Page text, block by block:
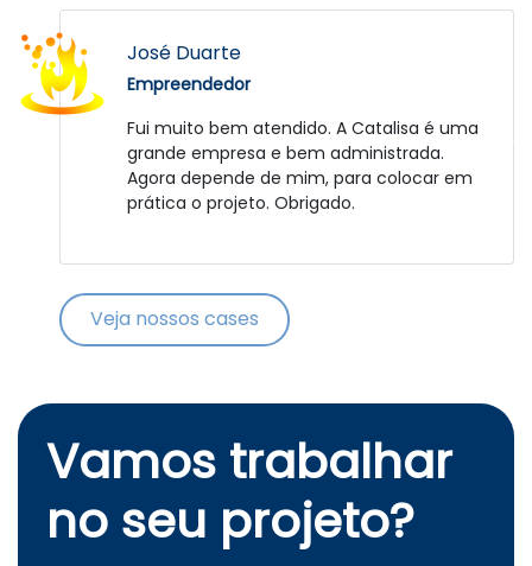
Daniel Strassburguer
Empreendedor
Fator que deve-se elogiar foi a paciência e
compreensão da equipe frente aos
desafios impostos pela peculiaridade do
projeto bem como no relacionamento com
experiência e carreira destes jovens que
claramente se mostraram especiais. Um
futuro brilhante os aguarda!!! Parabéns! :D
José Duarte
Empreendedor
Fui muito bem atendido. A Catalisa é uma
grande empresa e bem administrada.
Agora depende de mim, para colocar em
prática o projeto. Obrigado.
Veja nossos cases
Vamos trabalhar
no seu projeto?